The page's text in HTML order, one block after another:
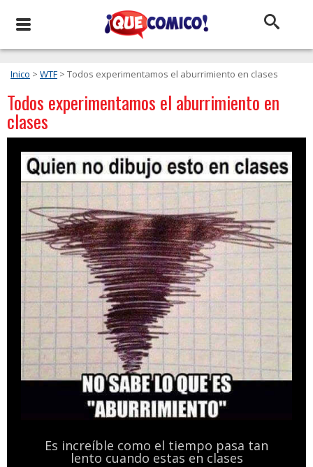
Inico > WTF > Todos experimentamos el aburrimiento en clases
Todos experimentamos el aburrimiento en
clases
Es increíble como el tiempo pasa tan
lento cuando estas en clases